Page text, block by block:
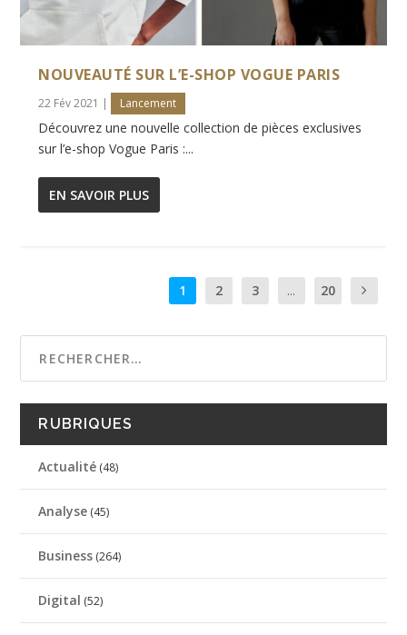
NOUVEAUTÉ SUR L’E-SHOP VOGUE PARIS
22 Fév 2021 | Lancement
Découvrez une nouvelle collection de pièces exclusives
sur l’e-shop Vogue Paris :...
EN SAVOIR PLUS
1 2 3 ... 20
RUBRIQUES
Actualité (48)
Analyse (45)
Business (264)
Digital (52)